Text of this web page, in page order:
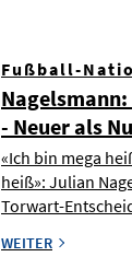
Fußball-
Nagelsmann:
- Neuer als
«Ich bin mega
heiß»: Julian
Torwart-
WEITER